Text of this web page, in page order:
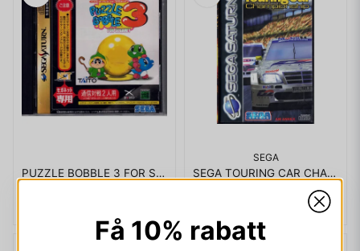
PUZZLE BOBBLE 3 FOR SEGANET SATURN JAPANSK
SEGA
SEGA TOURING CAR CHAMPIONSHIP SATURN
Få 10% rabatt